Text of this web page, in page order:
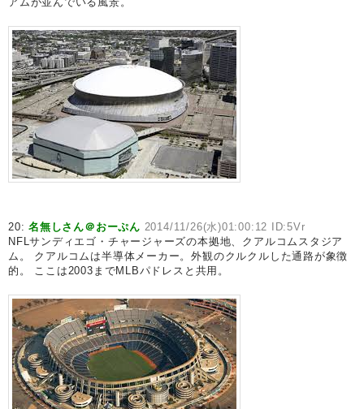
20:名無しさん＠おーぷん 2014/11/26(水)01:00:12 ID:5Vr
NFLサンディエゴ・チャージャーズの本拠地、クアルコムスタジア
ム。 クアルコムは半導体メーカー。外観のクルクルした通路が象徴
的。 ここは2003までMLBパドレスと共用。